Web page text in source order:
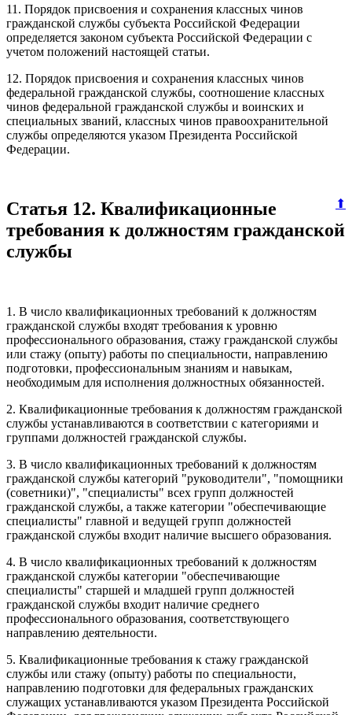
11. Порядок присвоения и сохранения классных чинов
гражданской службы субъекта Российской Федерации
определяется законом субъекта Российской Федерации с
учетом положений настоящей статьи.
12. Порядок присвоения и сохранения классных чинов
федеральной гражданской службы, соотношение классных
чинов федеральной гражданской службы и воинских и
специальных званий, классных чинов правоохранительной
службы определяются указом Президента Российской
Федерации.
⬆
Статья 12. Квалификационные
требования к должностям гражданской
службы
1. В число квалификационных требований к должностям
гражданской службы входят требования к уровню
профессионального образования, стажу гражданской службы
или стажу (опыту) работы по специальности, направлению
подготовки, профессиональным знаниям и навыкам,
необходимым для исполнения должностных обязанностей.
2. Квалификационные требования к должностям гражданской
службы устанавливаются в соответствии с категориями и
группами должностей гражданской службы.
3. В число квалификационных требований к должностям
гражданской службы категорий "руководители", "помощники
(советники)", "специалисты" всех групп должностей
гражданской службы, а также категории "обеспечивающие
специалисты" главной и ведущей групп должностей
гражданской службы входит наличие высшего образования.
4. В число квалификационных требований к должностям
гражданской службы категории "обеспечивающие
специалисты" старшей и младшей групп должностей
гражданской службы входит наличие среднего
профессионального образования, соответствующего
направлению деятельности.
5. Квалификационные требования к стажу гражданской
службы или стажу (опыту) работы по специальности,
направлению подготовки для федеральных гражданских
служащих устанавливаются указом Президента Российской